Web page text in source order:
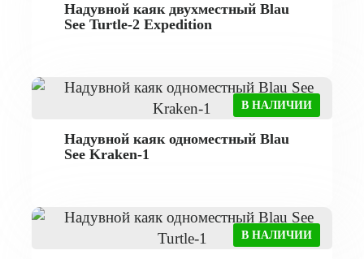
Надувной каяк двухместный Blau
See Turtle-2 Expedition
В НАЛИЧИИ
Надувной каяк одноместный Blau
See Kraken-1
В НАЛИЧИИ